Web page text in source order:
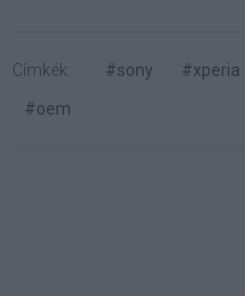
Címkék: #sony #xperia
#oem